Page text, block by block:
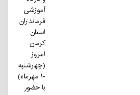
آموزشی
فرمانداران
استان
کرمان
امروز
(چهارشنبه
۱۰ مهرماه)
با حضور